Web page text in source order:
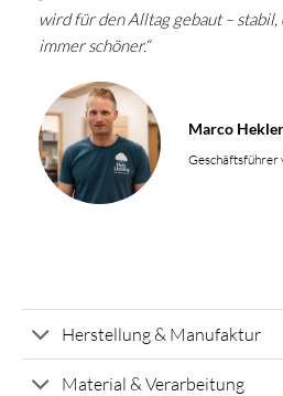
wird für den Alltag gebaut –
immer schöner.“
Marco Hekler
Geschäftsführer
Herstellung & Manufaktur
Material & Verarbeitung